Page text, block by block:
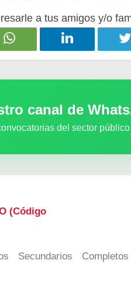
a tus amigos y/o
canal de
del sector
(Código
Secundarios